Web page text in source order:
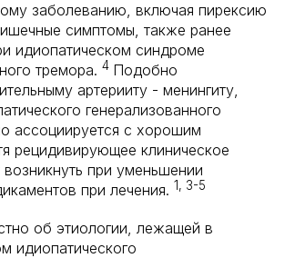
заболеванию, включая пирексию
симптомы, также ранее
идиопатическом синдроме
тремора. 4 Подобно
артерииту - менингиту,
генерализованного
ассоциируется с хорошим
рецидивирующее клиническое
при уменьшении
при лечения. 1, 3-5
об этиологии, лежащей в
идиопатического